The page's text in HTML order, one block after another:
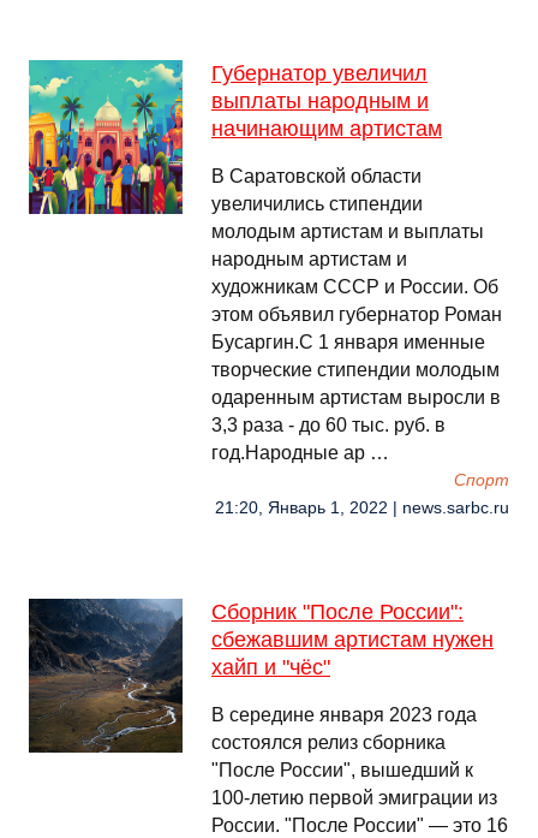
Губернатор увеличил
выплаты народным и
начинающим артистам
В Саратовской области
увеличились стипендии
молодым артистам и выплаты
народным артистам и
художникам СССР и России. Об
этом объявил губернатор Роман
Бусаргин.С 1 января именные
творческие стипендии молодым
одаренным артистам выросли в
3,3 раза - до 60 тыс. руб. в
год.Народные ар …
Спорт
21:20, Январь 1, 2022 | news.sarbc.ru
Сборник "После России":
сбежавшим артистам нужен
хайп и "чёс"
В середине января 2023 года
состоялся релиз сборника
"После России", вышедший к
100-летию первой эмиграции из
России. "После России" — это 16